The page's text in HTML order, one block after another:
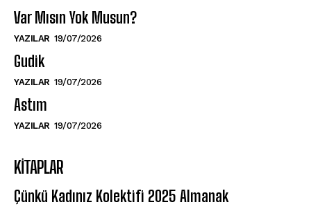
Var Mısın Yok Musun?
YAZILAR 19/07/2026
Gudik
YAZILAR 19/07/2026
Astım
YAZILAR 19/07/2026
KITAPLAR
Çünkü Kadınız Kolektifi 2025 Almanak